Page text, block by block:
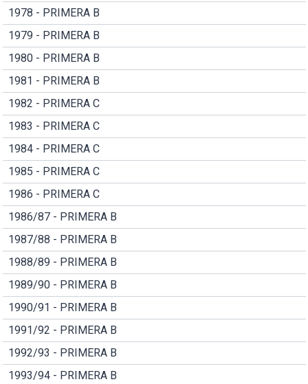
1978 - PRIMERA B
1979 - PRIMERA B
1980 - PRIMERA B
1981 - PRIMERA B
1982 - PRIMERA C
1983 - PRIMERA C
1984 - PRIMERA C
1985 - PRIMERA C
1986 - PRIMERA C
1986/87 - PRIMERA B
1987/88 - PRIMERA B
1988/89 - PRIMERA B
1989/90 - PRIMERA B
1990/91 - PRIMERA B
1991/92 - PRIMERA B
1992/93 - PRIMERA B
1993/94 - PRIMERA B